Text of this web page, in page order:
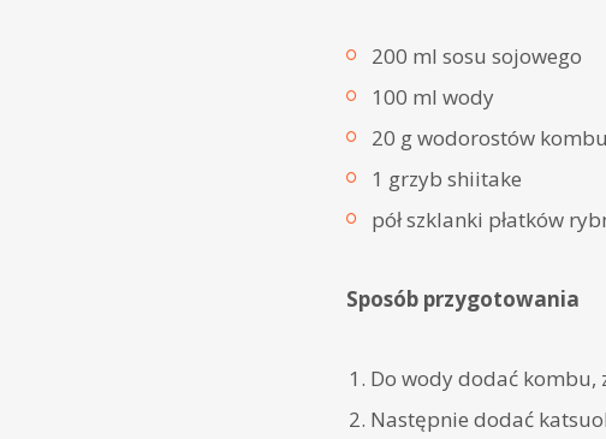
200 ml sosu sojowego
100 ml wody
20 g wodorostów kombu
1 grzyb shiitake
pół szklanki płatków
Sposób przygotowania
Do wody dodać kombu,
Następnie dodać